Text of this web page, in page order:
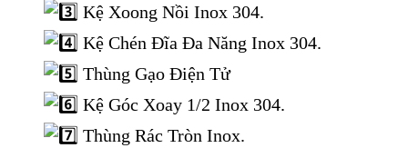
Kệ Xoong Nồi Inox 304.
Kệ Chén Đĩa Đa Năng Inox 304.
Thùng Gạo Điện Tử
Kệ Góc Xoay 1/2 Inox 304.
Thùng Rác Tròn Inox.